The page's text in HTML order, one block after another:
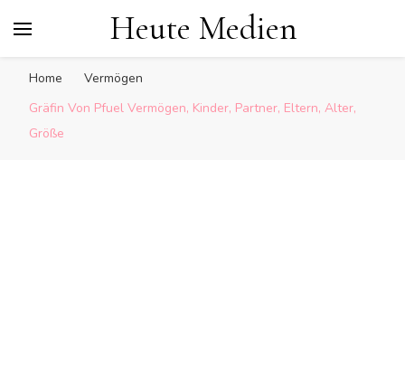
Heute Medien
Home
Vermögen
Gräfin Von Pfuel Vermögen, Kinder, Partner, Eltern, Alter,
Größe